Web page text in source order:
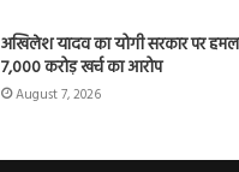
अखिलेश यादव का योगी सरकार पर
7,000 करोड़ खर्च का आरोप
August 7, 2026